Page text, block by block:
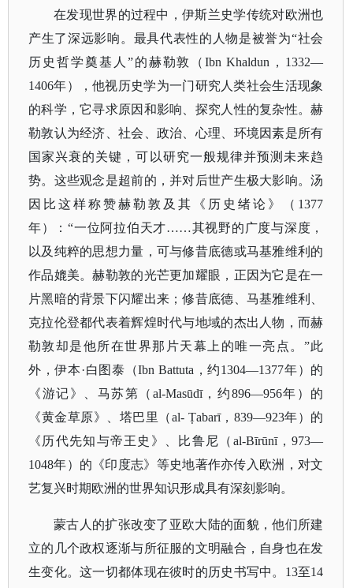
在发现世界的过程中，伊斯兰史学传统对欧洲也
产生了深远影响。最具代表性的人物是被誉为“社会
历史哲学奠基人”的赫勒敦（Ibn Khaldun，1332—
1406年），他视历史学为一门研究人类社会生活现象
的科学，它寻求原因和影响、探究人性的复杂性。赫
勒敦认为经济、社会、政治、心理、环境因素是所有
国家兴衰的关键，可以研究一般规律并预测未来趋
势。这些观念是超前的，并对后世产生极大影响。汤
因比这样称赞赫勒敦及其《历史绪论》（1377
年）：“一位阿拉伯天才……其视野的广度与深度，
以及纯粹的思想力量，可与修昔底德或马基雅维利的
作品媲美。赫勒敦的光芒更加耀眼，正因为它是在一
片黑暗的背景下闪耀出来；修昔底德、马基雅维利、
克拉伦登都代表着辉煌时代与地域的杰出人物，而赫
勒敦却是他所在世界那片天幕上的唯一亮点。”此
外，伊本·白图泰（Ibn Battuta，约1304—1377年）的
《游记》、马苏第（al-Masūdī，约896—956年）的
《黄金草原》、塔巴里（al- Ṭabarī，839—923年）的
《历代先知与帝王史》、比鲁尼（al-Bīrūnī，973—
1048年）的《印度志》等史地著作亦传入欧洲，对文
艺复兴时期欧洲的世界知识形成具有深刻影响。
蒙古人的扩张改变了亚欧大陆的面貌，他们所建
立的几个政权逐渐与所征服的文明融合，自身也在发
生变化。这一切都体现在彼时的历史书写中。 13至14